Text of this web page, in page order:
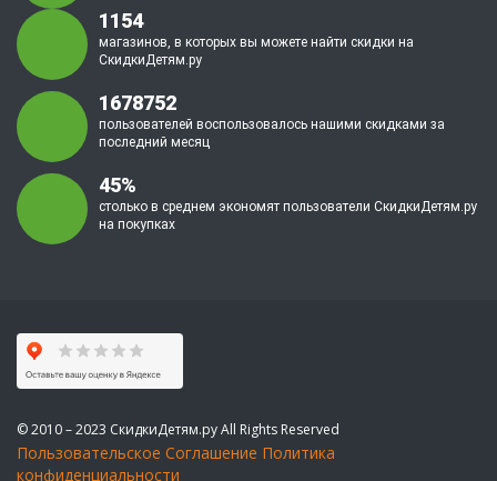
1154
магазинов, в которых вы можете найти скидки на
СкидкиДетям.ру
1678752
пользователей воспользовалось нашими скидками за
последний месяц
45%
столько в среднем экономят пользователи СкидкиДетям.ру
на покупках
© 2010 – 2023 СкидкиДетям.ру All Rights Reserved
Пользовательское Соглашение Политика
конфиденциальности